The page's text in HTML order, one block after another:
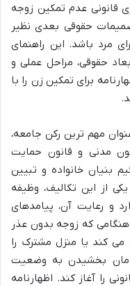
قانونی عدم تمکین زوجه
حقوقی بعدی نظیر
مرد باشد. این راهنمای
حقوقی، مراحل عملی و
برای تمکین زن را با
مهم ترین رکن جامعه،
مدنی و قانون حمایت
بنیان خانواده و تبیین
از این تکالیف، وظیفه
و رعایت آن، پیامدهای
که زوجه بدون عذر
می کند یا منزل مشترک را
بخشیدن به وضعیت
را آغاز کند. اظهارنامه